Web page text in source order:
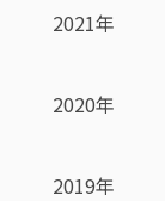
2021年
2020年
2019年